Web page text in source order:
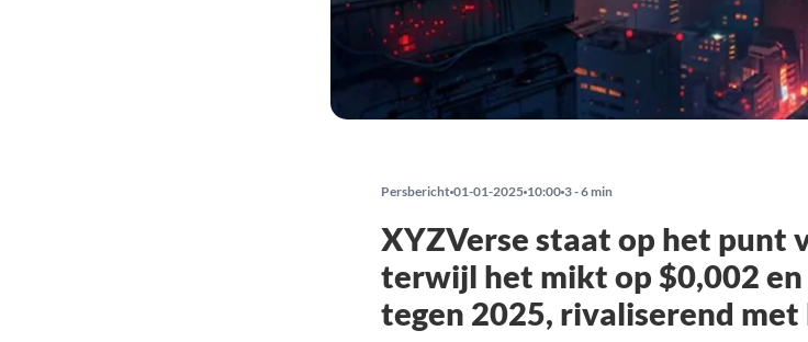
Persbericht 01-01-2025 10:00 3 - 6 min
XYZVerse staat op het punt
terwijl het mikt op $0,002
tegen 2025, rivaliserend met